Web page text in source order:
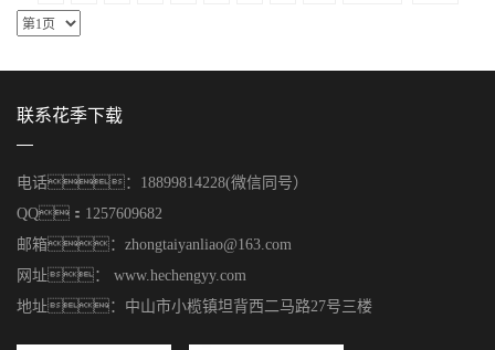
联系花季下载
电话：18899814228(微信同号）
QQ：1257609682
邮箱：zhongtaiyanliao@163.com
网址： www.hechengyy.com
地址：中山市小榄镇坦背西二马路27号三楼